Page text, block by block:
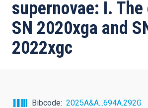
navegación
supernovae: I.
SN 2020xga and
2022xgc
Bibcode
2025A&A...694A.292G